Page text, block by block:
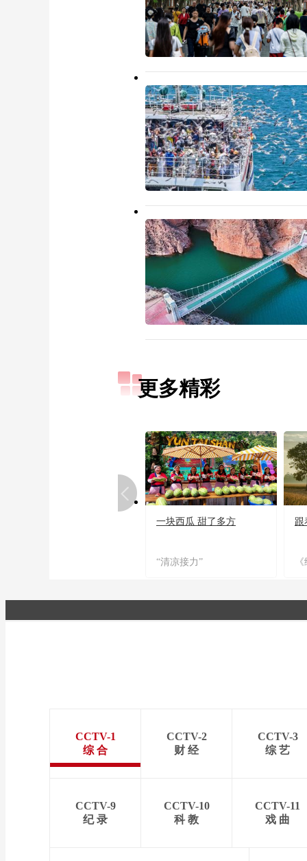
更多精彩
一块西瓜 甜了多方
“清凉接力”
跟
CCTV-1
综 合
CCTV-2
财 经
CCTV-3
综 艺
CCTV-9
纪 录
CCTV-10
科 教
CCTV-11
戏 曲